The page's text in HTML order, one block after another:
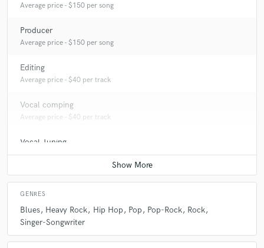
Average price - $150 per song
Producer
Average price - $150 per song
Editing
Average price - $40 per track
Vocal comping
Average price - $40 per track
Vocal Tuning
Average price - $40 per track
GENRES
Blues Heavy Rock Hip Hop Pop Pop-Rock Rock
Singer-Songwriter